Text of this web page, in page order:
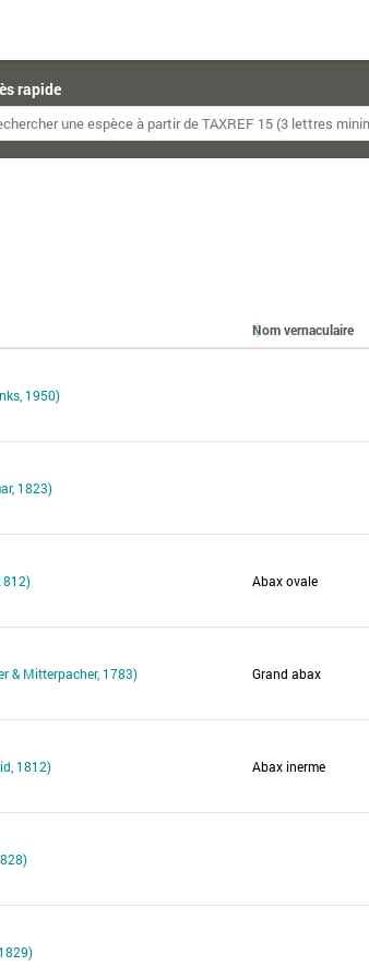
rapide
Nom vernaculaire
1950)
1823)
Abax ovale
& Mitterpacher, 1783) Grand abax
1812) Abax inerme